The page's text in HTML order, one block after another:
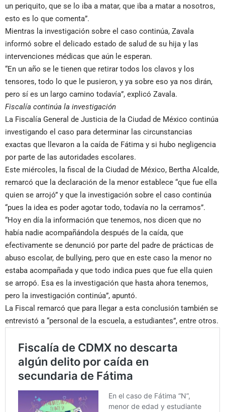
un periquito, que se lo iba a matar, que iba a matar a nosotros,
esto es lo que comenta”.
Mientras la investigación sobre el caso continúa, Zavala
informó sobre el delicado estado de salud de su hija y las
intervenciones médicas que aún le esperan.
“En un año se le tienen que retirar todos los clavos y los
tensores, todo lo que le pusieron, y ya sobre eso ya nos dirán,
pero sí es un largo camino todavía”, explicó Zavala.
Fiscalía continúa la investigación
La Fiscalía General de Justicia de la Ciudad de México continúa
investigando el caso para determinar las circunstancias
exactas que llevaron a la caída de Fátima y si hubo negligencia
por parte de las autoridades escolares.
Este miércoles, la fiscal de la Ciudad de México, Bertha Alcalde,
remarcó que la declaración de la menor establece “que fue ella
quien se arrojó” y que la investigación sobre el caso continúa
“pues la idea es poder agotar todo, todavía no la cerramos”.
“Hoy en día la información que tenemos, nos dicen que no
había nadie acompañándola después de la caída, que
efectivamente se denunció por parte del padre de prácticas de
abuso escolar, de bullying, pero que en este caso la menor no
estaba acompañada y que todo indica pues que fue ella quien
se arropó. Esa es la investigación que hasta ahora tenemos,
pero la investigación continúa”, apuntó.
La Fiscal remarcó que para llegar a esta conclusión también se
entrevistó a “personal de la escuela, a estudiantes”, entre otros.